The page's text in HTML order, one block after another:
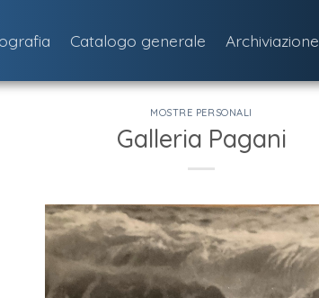
Catalogo generale
MOSTRE PERSONALI
Galleria Pagani